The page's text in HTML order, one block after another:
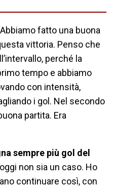
fatto una buona
vittoria. Penso che
perché la
tempo e abbiamo
con intensità,
i gol. Nel secondo
partita. Era
sempre più gol del
non sia un caso. Ho
continuare così, con